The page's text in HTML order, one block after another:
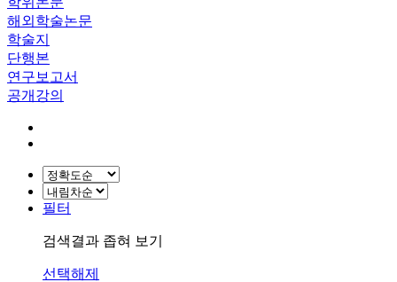
해외학술논문
학술지
단행본
연구보고서
공개강의
필터
검색결과 좁혀 보기
선택해제